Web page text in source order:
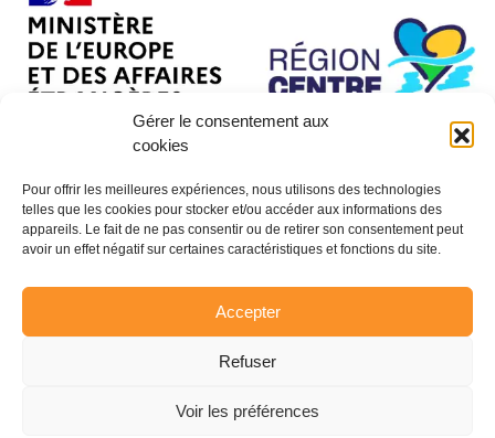
Gérer le consentement aux
cookies
Pour offrir les meilleures expériences, nous utilisons des technologies
telles que les cookies pour stocker et/ou accéder aux informations des
appareils. Le fait de ne pas consentir ou de retirer son consentement peut
avoir un effet négatif sur certaines caractéristiques et fonctions du site.
Accepter
Refuser
Voir les préférences